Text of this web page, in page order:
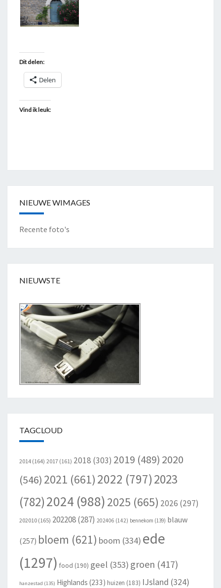
Dit delen:
Delen
Vind ik leuk:
NIEUWE WIMAGES
Recente foto's
NIEUWSTE
TAGCLOUD
2014 (164) 2017 (161) 2018 (303) 2019 (489) 2020
(546) 2021 (661) 2022 (797)2023
(782)2024 (988) 2025 (665) 2026 (297)
202010 (165) 202208(287) 202406 (142) bennekom (139) blauw
(257) bloem (621) boom (334) ede
(1297) food (190) geel (353) groen (417)
hanzestad (135) Highlands (233) huizen (183) IJsland (324)